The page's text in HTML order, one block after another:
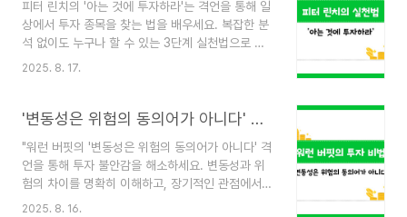
않아 어렵게 느껴지기도 합니다. 오늘은 희토류가
무엇인지부터 왜 중요한지, 그리고 개인 투자자가
희토류에 투자할 수 있는 방법까지, 희토류 투자의
모든 것을 쉽고 명확하게 알려드리겠습니다. 희토
채굴하고 정..
피터 린치의 '아는 것에 투자하라'는 격언을 통해 일
상에서 투자 종목을 찾는 법을 배우세요. 복잡한 분
석 없이도 누구나 할 수 있는 3단계 실천법으로 투
자를 시작해 보세요."어떤 주식에 투자해야 할지 도
경제 뉴스, 어려운 재무 용어들은 투자를 더욱 막막
치는 이렇게 말합니다. "당신이 이해하는 회사에 투
자하라."화려한 분석이나 복잡한 이론이 아니더라
도, 우리 일상 속에서 투자 아이디어를 찾을 수 있다
는 그의 메시지는 초보 투자자들에게 등불과 같은
2025. 8. 17.
'변동성은 위험의 동의어가 아니다' 워런 버핏의 투자 비법
"워런 버핏의 '변동성은 위험의 동의어가 아니다' 격
언을 통해 투자 불안감을 해소하세요. 변동성과 위
험의 차이를 명확히 이해하고, 장기적인 관점에서
시장 하락을 기회로 바꾸는 방법을 알려드립니
2025. 8. 16.